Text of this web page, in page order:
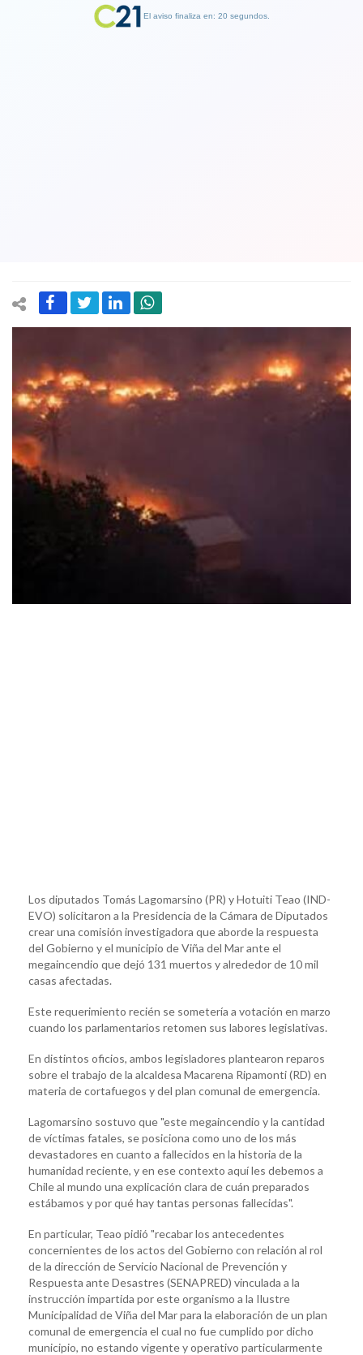
Los diputados Tomás Lagomarsino (PR) y Hotuiti Teao (IND-
EVO) solicitaron a la Presidencia de la Cámara de Diputados
crear una comisión investigadora que aborde la respuesta
del Gobierno y el municipio de Viña del Mar ante el
megaincendio que dejó 131 muertos y alrededor de 10 mil
casas afectadas.
Este requerimiento recién se sometería a votación en marzo
cuando los parlamentarios retomen sus labores legislativas.
En distintos oficios, ambos legisladores plantearon reparos
sobre el trabajo de la alcaldesa Macarena Ripamonti (RD) en
materia de cortafuegos y del plan comunal de emergencia.
Lagomarsino sostuvo que "este megaincendio y la cantidad
de víctimas fatales, se posiciona como uno de los más
devastadores en cuanto a fallecidos en la historia de la
humanidad reciente, y en ese contexto aquí les debemos a
Chile al mundo una explicación clara de cuán preparados
estábamos y por qué hay tantas personas fallecidas".
En particular, Teao pidió "recabar los antecedentes
concernientes de los actos del Gobierno con relación al rol
de la dirección de Servicio Nacional de Prevención y
Respuesta ante Desastres (SENAPRED) vinculada a la
instrucción impartida por este organismo a la Ilustre
Municipalidad de Viña del Mar para la elaboración de un plan
comunal de emergencia el cual no fue cumplido por dicho
municipio, no estando vigente y operativo particularmente
El aviso finaliza en: 19 segundos.